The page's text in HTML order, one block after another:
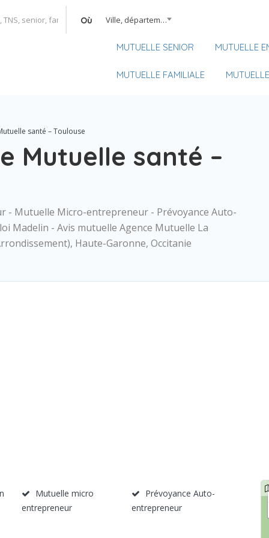
Où Ville, département, région
MUTUELLE SENIOR MUTUELLE
MUTUELLE FAMILIALE
santé – Toulouse
Mutuelle santé –
- Mutuelle Micro-entrepreneur - Prévoyance Auto-
Madelin - Avis mutuelle Agence Mutuelle La
Haute-Garonne, Occitanie
Mutuelle micro
entrepreneur
Prévoyance Auto-
entrepreneur